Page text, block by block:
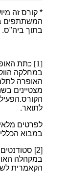
* קורס זה
בתוך ביה"ס.
[1] כ
תת
במחלקה
האופרה
מצטיינים
הקורס.
לתואר.
לפרטים
במבוא
[2]
במקהלה
הקאמרית